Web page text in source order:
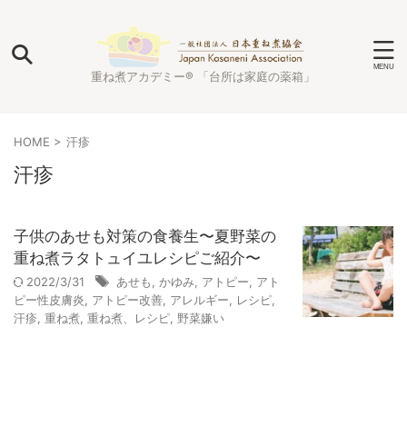
重ね煮アカデミー® 「台所は家庭の薬箱」
HOME > 汗疹
汗疹
子供のあせも対策の食養生〜夏野菜の
重ね煮ラタトュイユレシピご紹介〜
2022/3/31 あせも かゆみ アトピー
アト
ピー性皮膚炎
アトピー改善 アレルギー レシピ
汗疹 重ね煮 重ね煮、レシピ 野菜嫌い